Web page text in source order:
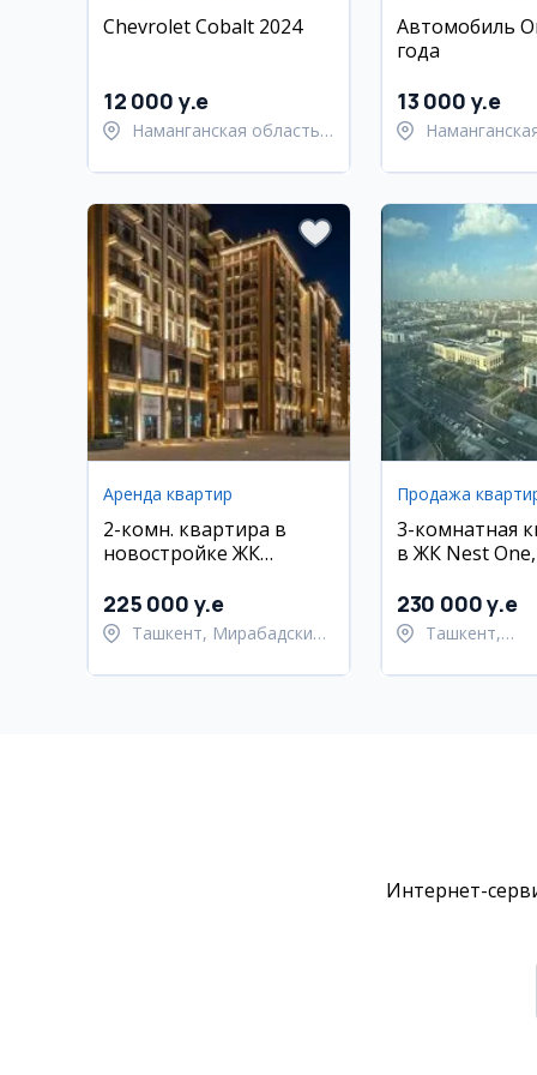
Chevrolet Cobalt 2024
12 000 y.e
Наманганская область,
Автомобиль
года
13 000 y.e
Аренда квартир
2-комн. квартира в
новостройке ЖК
7/12 эт.
225 000 y.e
Ташкент, Мирабадский
Продажа
3-комнатная
в ЖК Nest
230 000 y.e
Ташкент,
Интернет-